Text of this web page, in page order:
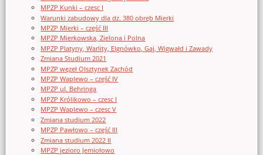
MPZP Kunki – czesc I
Warunki zabudowy dla dz. 380 obręb Mierki
MPZP Mierki – część III
MPZP Mierkowska, Zielona i Polna
MPZP Platyny, Warlity, Elgnówko, Gaj, Wigwałd i Zawady
Zmiana Studium 2021
MPZP węzeł Olsztynek Zachód
MPZP Waplewo – część IV
MPZP ul. Behringa
MPZP Królikowo – czesc I
MPZP Waplewo – czesc V
Zmiana studium 2022
MPZP Pawłowo – część III
Zmiana studium 2022 II
MPZP jezioro Jemiołowo